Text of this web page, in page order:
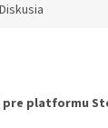
Diskusia
pre platformu